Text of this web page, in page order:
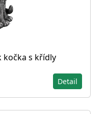
kočka s křídly
Detail